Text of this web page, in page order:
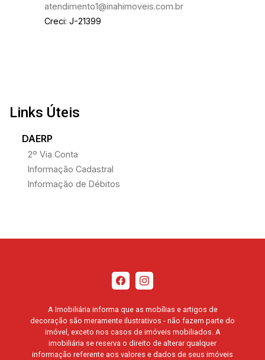
atendimento1@inahimoveis.com.br
Creci: J-21399
Links Úteis
DAERP
2º Via Conta
Informação Cadastral
Informação de Débitos
A Imobiliária informa que as mobílias e artigos de
decoração são meramente ilustrativos - não fazem parte do
imóvel, exceto nos casos de imóveis mobiliados. A
imobiliária se reserva o direito de alterar qualquer
informação referente aos valores e dados de seus imóveis